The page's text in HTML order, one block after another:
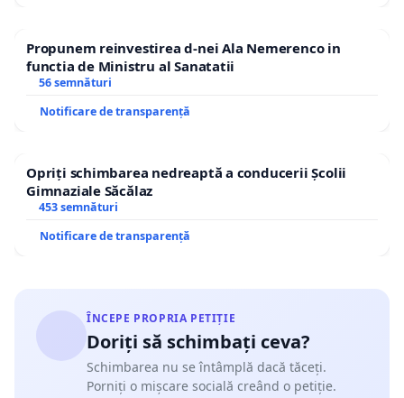
Propunem reinvestirea d-nei Ala Nemerenco in
functia de Ministru al Sanatatii
56 semnături
Notificare de transparență
Opriți schimbarea nedreaptă a conducerii Școlii
Gimnaziale Săcălaz
453 semnături
Notificare de transparență
ÎNCEPE PROPRIA PETIȚIE
Doriți să schimbați ceva?
Schimbarea nu se întâmplă dacă tăceți.
Porniți o mișcare socială creând o petiție.